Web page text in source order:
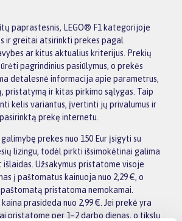
paprastesnis, LEGO® F1 kategorijoje
ir greitai atsirinkti prekes pagal
ar kitus aktualius kriterijus. Prekių
pagrindinius pasiūlymus, o prekės
detalesnė informacija apie parametrus,
pristatymą ir kitas pirkimo sąlygas. Taip
kelis variantus, įvertinti jų privalumus ir
prekę internetu.
galimybę prekes nuo 150 Eur įsigyti su
lizingu, todėl pirkti išsimokėtinai galima
Užsakymus pristatome visoje
į paštomatus kainuoja nuo 2,29 €, o
pristatoma nemokamai.
prasideda nuo 2,99 €. Jei prekė yra
pristatome per 1–2 darbo dienas, o tikslų